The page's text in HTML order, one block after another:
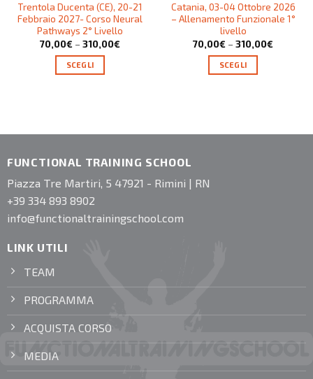
Trentola Ducenta (CE), 20-21
Febbraio 2027- Corso Neural
Pathways 2° Livello
70,00€ – 310,00€
SCEGLI
Catania, 03-04 Ottobre 2026
– Allenamento Funzionale 1°
livello
70,00€ – 310,00€
SCEGLI
FUNCTIONAL TRAINING SCHOOL
Piazza Tre Martiri, 5 47921 - Rimini | RN
+39 334 893 8902
info@functionaltrainingschool.com
LINK UTILI
TEAM
PROGRAMMA
ACQUISTA CORSO
MEDIA